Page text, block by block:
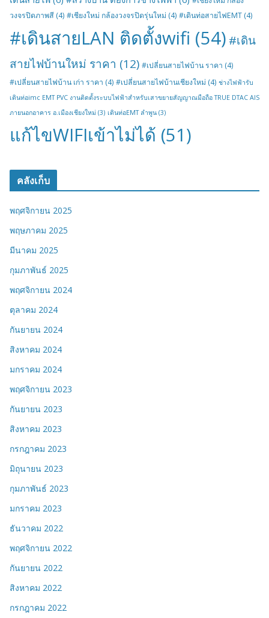
วงจรปิดภาพสี (4) #เชียงใหม่ กล้องวงจรปิดรุ่นใหม่ (4) #เดินท่อสายไฟEMT (4)
#เดินสายLAN ติดตั้งwifi (54) #เดิน
สายไฟบ้านใหม่ ราคา (12) #เปลี่ยนสายไฟบ้าน ราคา (4)
#เปลี่ยนสายไฟบ้าน เก่า ราคา (4) #เปลี่ยนสายไฟบ้านเชียงใหม่ (4) ช่างไฟฟ้ารับ
เดินท่อimc EMT PVC งานติดตั้งระบบไฟฟ้าสำหรับเสาขยายสัญญาณมือถือ TRUE DTAC AIS
ภายนอกอาคาร อ.เมืองเชียงใหม่ (3) เดินท่อEMT ลำพูน (3)
แก้ไขWIFIเข้าไม่ได้ (51)
คลังเก็บ
พฤศจิกายน 2025
พฤษภาคม 2025
มีนาคม 2025
กุมภาพันธ์ 2025
พฤศจิกายน 2024
ตุลาคม 2024
กันยายน 2024
สิงหาคม 2024
มกราคม 2024
พฤศจิกายน 2023
กันยายน 2023
สิงหาคม 2023
กรกฎาคม 2023
มิถุนายน 2023
กุมภาพันธ์ 2023
มกราคม 2023
ธันวาคม 2022
พฤศจิกายน 2022
กันยายน 2022
สิงหาคม 2022
กรกฎาคม 2022